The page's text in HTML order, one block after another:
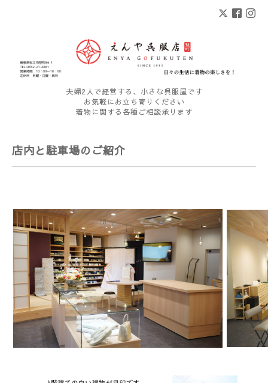
夫婦2人で経営する、小さな呉服屋です
お気軽にお立ち寄りください
着物に関する各種ご相談承ります
店内と駐車場のご紹介